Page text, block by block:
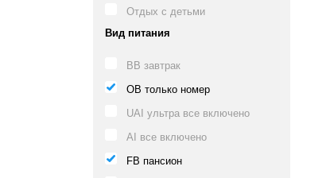
Отдых с детьми
Вид питания
BB завтрак
OB только номер
UAI ультра все включено
AI все включено
FB пансион